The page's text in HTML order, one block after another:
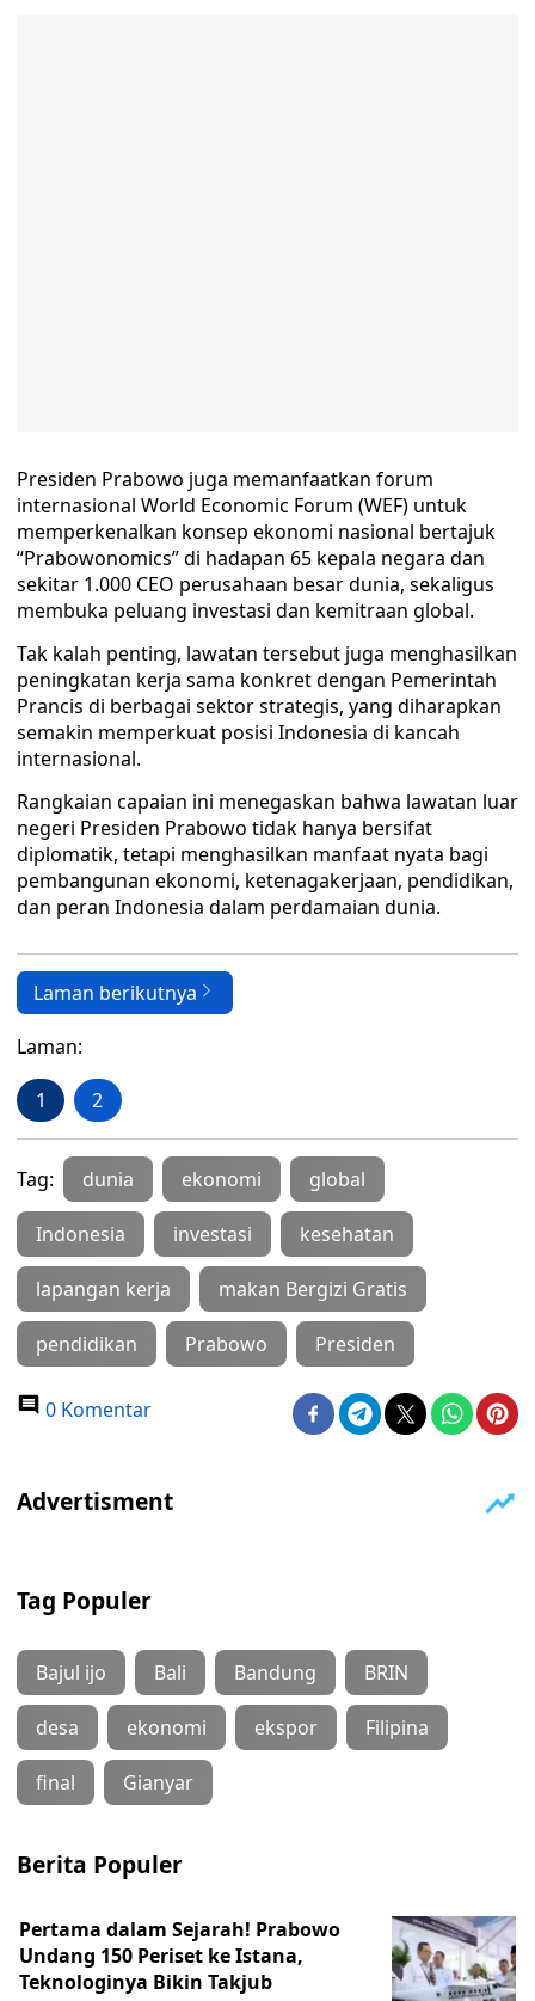
Presiden Prabowo juga memanfaatkan forum
internasional World Economic Forum (WEF) untuk
memperkenalkan konsep ekonomi nasional bertajuk
“Prabowonomics” di hadapan 65 kepala negara dan
sekitar 1.000 CEO perusahaan besar dunia, sekaligus
membuka peluang investasi dan kemitraan global.
Tak kalah penting, lawatan tersebut juga menghasilkan
peningkatan kerja sama konkret dengan Pemerintah
Prancis di berbagai sektor strategis, yang diharapkan
semakin memperkuat posisi Indonesia di kancah
internasional.
Rangkaian capaian ini menegaskan bahwa lawatan luar
negeri Presiden Prabowo tidak hanya bersifat
diplomatik, tetapi menghasilkan manfaat nyata bagi
pembangunan ekonomi, ketenagakerjaan, pendidikan,
dan peran Indonesia dalam perdamaian dunia.
Laman berikutnya
Laman:
1 2
Tag: dunia ekonomi global
Indonesia investasi kesehatan
lapangan kerja makan Bergizi Gratis
pendidikan Prabowo Presiden
0 Komentar
Tag Populer
Bajul ijo Bali Bandung BRIN
desa ekonomi ekspor Filipina
final Gianyar
Berita Populer
Pertama dalam Sejarah! Prabowo
Undang 150 Periset ke Istana,
Teknologinya Bikin Takjub